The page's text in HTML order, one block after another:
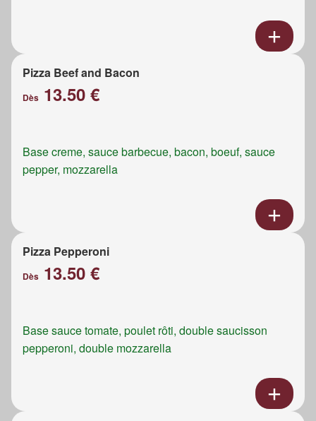
Pizza Beef and Bacon
Dès 13.50 €
Base creme, sauce barbecue, bacon, boeuf, sauce
pepper, mozzarella
Pizza Pepperoni
Dès 13.50 €
Base sauce tomate, poulet rôti, double saucisson
pepperoni, double mozzarella